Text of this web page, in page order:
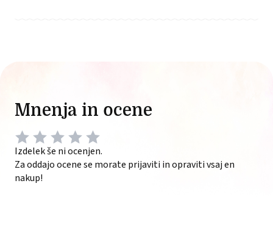
Mnenja in ocene
Izdelek še ni ocenjen.
Za oddajo ocene se morate prijaviti in opraviti vsaj en
nakup!